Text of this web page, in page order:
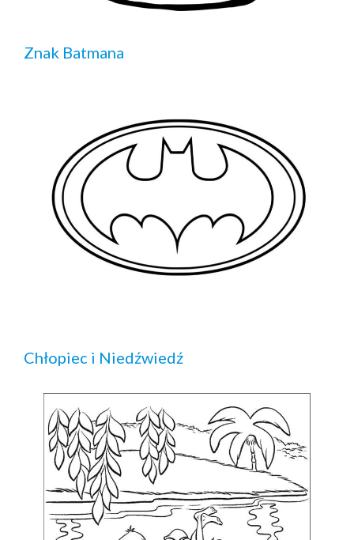
Znak Batmana
Chłopiec i Niedźwiedź